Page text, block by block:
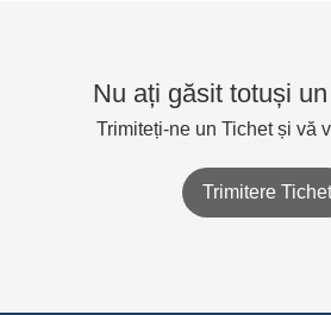
Nu ați găsit totuși
Trimiteți-ne un Tichet și vă
Trimitere Tichet